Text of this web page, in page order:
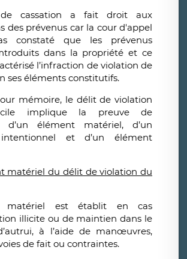
cassation a fait droit aux
des prévenus car la cour d'appel
constaté que les prévenus
dans la propriété et ce
l’infraction de violation de
ses éléments constitutifs.
mémoire, le délit de violation
implique la preuve de
d’un élément matériel, d’un
et d’un élément
matériel du délit de violation du
matériel est établit en cas
illicite ou de maintien dans le
à l’aide de manœuvres,
de fait ou contraintes.